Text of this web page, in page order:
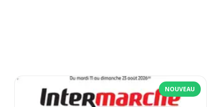
NOUVEAU